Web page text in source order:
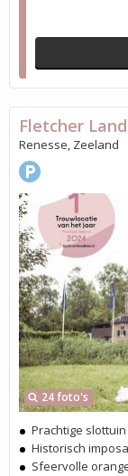
24 foto's
Fletcher
Renesse, Zeeland
Prachtige
Historisch
Sfeervolle